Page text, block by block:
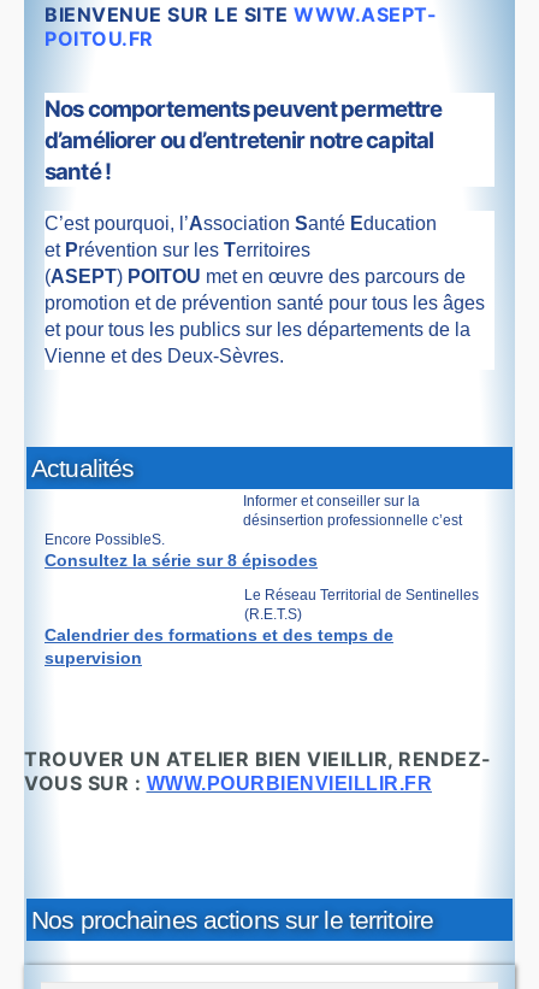
BIENVENUE SUR LE SITE WWW.ASEPT-
POITOU.FR
Nos comportements peuvent permettre
d’améliorer ou d’entretenir notre capital
santé !
C’est pourquoi, l’Association Santé Education
et Prévention sur les Territoires
(ASEPT) POITOU met en œuvre des parcours de
promotion et de prévention santé pour tous les âges
et pour tous les publics sur les départements de la
Vienne et des Deux-Sèvres.
Actualités
Informer et conseiller sur la
désinsertion professionnelle c’est
Encore PossibleS.
Consultez la série sur 8 épisodes
Le Réseau Territorial de Sentinelles
(R.E.T.S)
Calendrier des formations et des temps de
supervision
TROUVER UN ATELIER BIEN VIEILLIR, RENDEZ-
VOUS SUR : WWW.POURBIENVIEILLIR.FR
Nos prochaines actions sur le territoire